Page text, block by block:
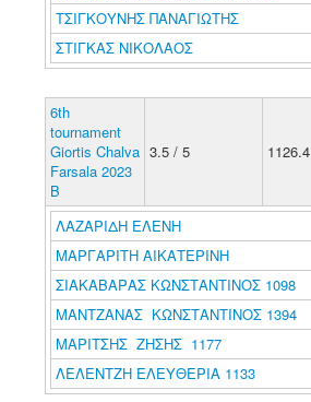
ΤΣΙΓΚΟΥΝΗΣ ΠΑΝΑΓΙΩΤΗΣ
ΣΤΙΓΚΑΣ ΝΙΚΟΛΑΟΣ
6th
tournament
Giortis Chalva
Farsala 2023
B
3.5 / 5 1126.4
ΛΑΖΑΡΙΔΗ ΕΛΕΝΗ
ΜΑΡΓΑΡΙΤΗ ΑΙΚΑΤΕΡΙΝΗ
ΣΙΑΚΑΒΑΡΑΣ ΚΩΝΣΤΑΝΤΙΝΟΣ 1098
ΜΑΝΤΖΑΝΑΣ ΚΩΝΣΤΑΝΤΙΝΟΣ 1394
ΜΑΡΙΤΣΗΣ ΖΗΣΗΣ 1177
ΛΕΛΕΝΤΖΗ ΕΛΕΥΘΕΡΙΑ 1133